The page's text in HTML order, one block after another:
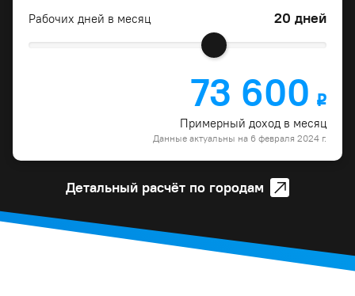
Рабочих дней в месяц 20 дней
Примерный доход в месяц
73 600 o
Данные актуальны на 6 февраля 2024 г.
Детальный расчёт по городам